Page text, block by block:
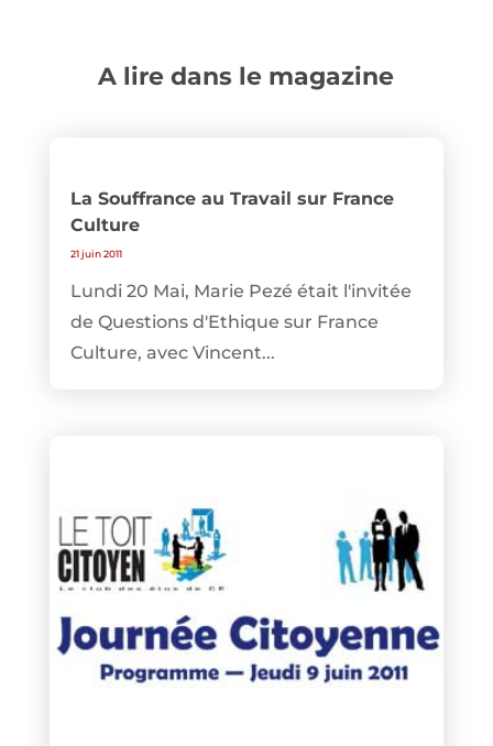
A lire dans le magazine
La Souffrance au Travail sur France
Culture
21 juin 2011
Lundi 20 Mai, Marie Pezé était l'invitée
de Questions d'Ethique sur France
Culture, avec Vincent...